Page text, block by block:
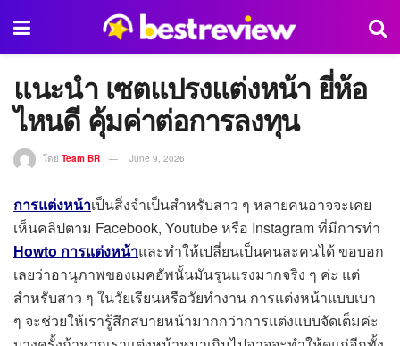
แนะนำ เซตแปรงแต่งหน้า ยี่ห้อ
ไหนดี คุ้มค่าต่อการลงทุน
โดย Team BR June 9, 2026
การแต่งหน้าเป็นสิ่งจำเป็นสำหรับสาว ๆ หลายคนอาจจะเคย
เห็นคลิปตาม Facebook, Youtube หรือ Instagram ที่มีการทำ
Howto การแต่งหน้าและทำให้เปลี่ยนเป็นคนละคนได้ ขอบอก
เลยว่าอานุภาพของเมคอัพนั้นมันรุนแรงมากจริง ๆ ค่ะ แต่
สำหรับสาว ๆ ในวัยเรียนหรือวัยทำงาน การแต่งหน้าแบบเบา
ๆ จะช่วยให้เรารู้สึกสบายหน้ามากกว่าการแต่งแบบจัดเต็มค่ะ